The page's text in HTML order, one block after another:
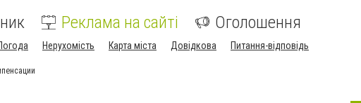
Реклама на сайті Оголошення
Нерухомість Карта міста Довідкова Питання-відповідь